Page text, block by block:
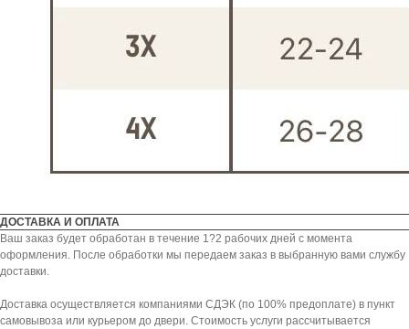
ДОСТАВКА И ОПЛАТА
Ваш заказ будет обработан в течение 1?2 рабочих дней с момента
оформления. После обработки мы передаем заказ в выбранную вами службу
доставки.
Доставка осуществляется компаниями СДЭК (по 100% предоплате) в пункт
самовывоза или курьером до двери. Стоимость услуги рассчитывается